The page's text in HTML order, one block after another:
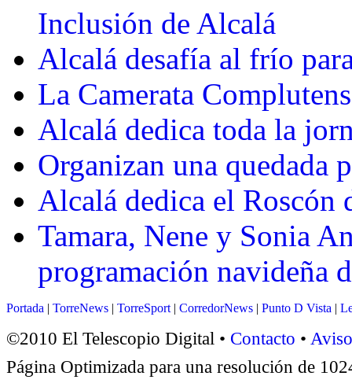
Inclusión de Alcalá
Alcalá desafía al frío
La Camerata
Alcalá dedica toda la
Organizan una quedada
Alcalá dedica el Roscón
Tamara, Nene y Sonia
programación navideña
Portada | TorreNews | TorreSport | CorredorNews | Punto D Vista |
©2010 El Telescopio Digital • Contacto •
Página Optimizada para una resolución de